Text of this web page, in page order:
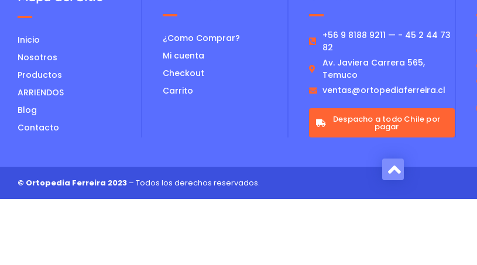
Inicio
Nosotros
Productos
ARRIENDOS
Blog
Contacto
¿Como Comprar?
Mi cuenta
Checkout
Carrito
+56 9 8188 9211 — - 45 2 44 73
82
Av. Javiera Carrera 565,
Temuco
ventas@ortopediaferreira.cl
Despacho a todo Chile por
pagar
© Ortopedia Ferreira 2023 – Todos los derechos reservados.